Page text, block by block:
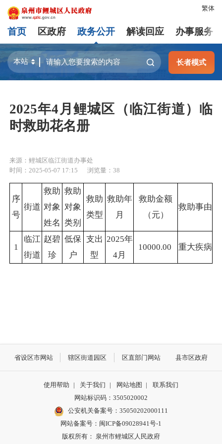
繁体
首页 区政府 政务公开 解读回应 办事服务
长者模式
2025年4月鲤城区（临江街道）临
时救助花名册
来源：鲤城区临江街道办事处
时间：2025-05-07 17:15
浏览量： 38
序
号
街道
救助
对象
姓名
救助
对象
类别
救助
类型
救助年
月
救助金额
（元）
救助事由
1
临江
街道
赵碧
珍
低保
户
支出
型
2025年
4月
10000.00 重大疾病
省设区市网站 辖区街道园区 区直部门网站 县市区政府
使用帮助 | 关于我们 | 网站地图 |
联系我们
网站标识码：3505020002
公安机关备案号：35050202000111
网站备案号：闽ICP备09028941号-1
版权所有： 泉州市鲤城区人民政府